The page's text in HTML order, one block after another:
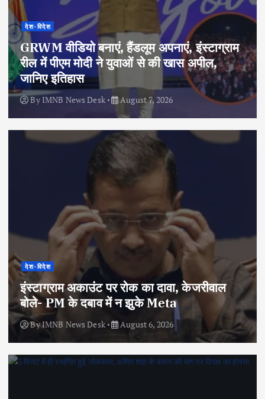
देश-विदेश
GRWM वीडियो बनाएं, हैंडलूम अपनाएं, इंस्टाग्राम
रील में पीएम मोदी ने युवाओं से की खास अपील,
जानिए इतिहास
By IMNB News Desk August 7, 2026
देश-विदेश
इंस्टाग्राम अकाउंट पर रोक का दावा, केजरीवाल
बोले- PM के दबाव में न झुके Meta
ByIMNB News Desk August 6, 2026